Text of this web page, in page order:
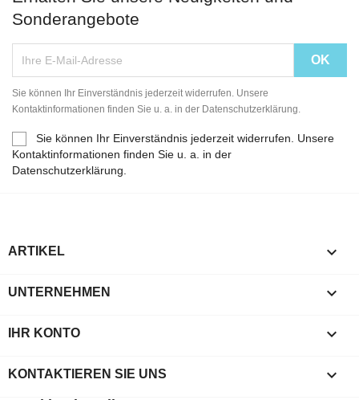
Sonderangebote
Sie können Ihr Einverständnis jederzeit widerrufen. Unsere
Kontaktinformationen finden Sie u. a. in der Datenschutzerklärung.
Sie können Ihr Einverständnis jederzeit widerrufen. Unsere
Kontaktinformationen finden Sie u. a. in der
Datenschutzerklärung.
ARTIKEL 
UNTERNEHMEN 
IHR KONTO 
KONTAKTIEREN SIE UNS keyboard_arrow_down